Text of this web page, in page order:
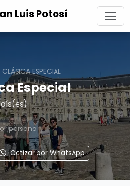
CLÁSICA ESPECIAL
Especial
persona
Cotizar por WhatsApp